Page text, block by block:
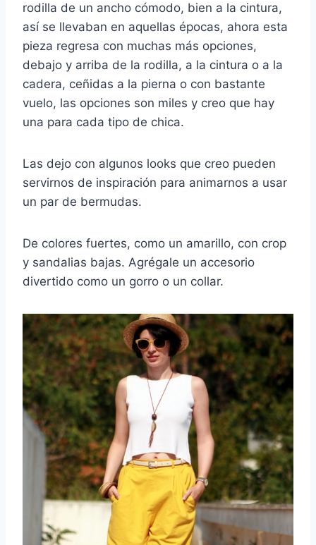
rodilla de un ancho cómodo, bien a la cintura,
así se llevaban en aquellas épocas, ahora esta
pieza regresa con muchas más opciones,
debajo y arriba de la rodilla, a la cintura o a la
cadera, ceñidas a la pierna o con bastante
vuelo, las opciones son miles y creo que hay
una para cada tipo de chica.
Las dejo con algunos looks que creo pueden
servirnos de inspiración para animarnos a usar
un par de bermudas.
De colores fuertes, como un amarillo, con crop
y sandalias bajas. Agrégale un accesorio
divertido como un gorro o un collar.